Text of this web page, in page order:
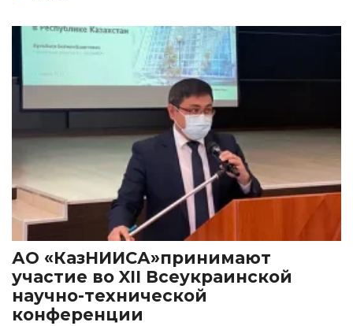
АО «КазНИИСА»принимают
участие во XIІ Всеукраинской
научно-технической
конференции